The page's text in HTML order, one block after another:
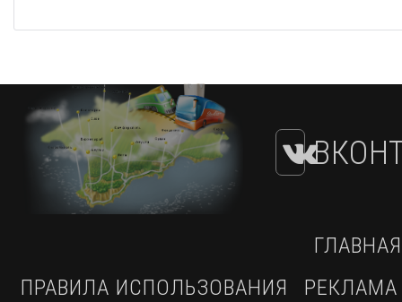
ГЛАВНАЯ
ПРАВИЛА ИСПОЛЬЗОВАНИЯ
РЕКЛАМА